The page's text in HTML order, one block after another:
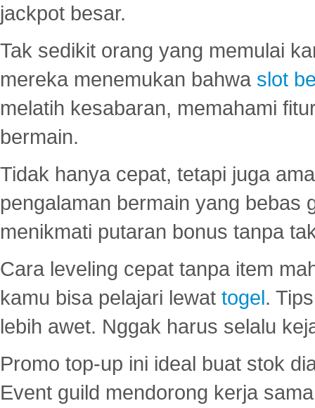
jackpot besar.
Tak sedikit orang yang memulai
mereka menemukan bahwa slot
melatih kesabaran, memahami
bermain.
Tidak hanya cepat, tetapi juga
pengalaman bermain yang bebas
menikmati putaran bonus tanpa
Cara leveling cepat tanpa item
kamu bisa pelajari lewat togel.
lebih awet. Nggak harus selalu
Promo top-up ini ideal buat stok
Event guild mendorong kerja